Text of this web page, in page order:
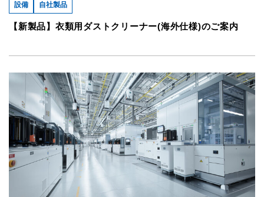
設備 自社製品
【新製品】衣類用ダストクリーナー(海外仕様)のご案内